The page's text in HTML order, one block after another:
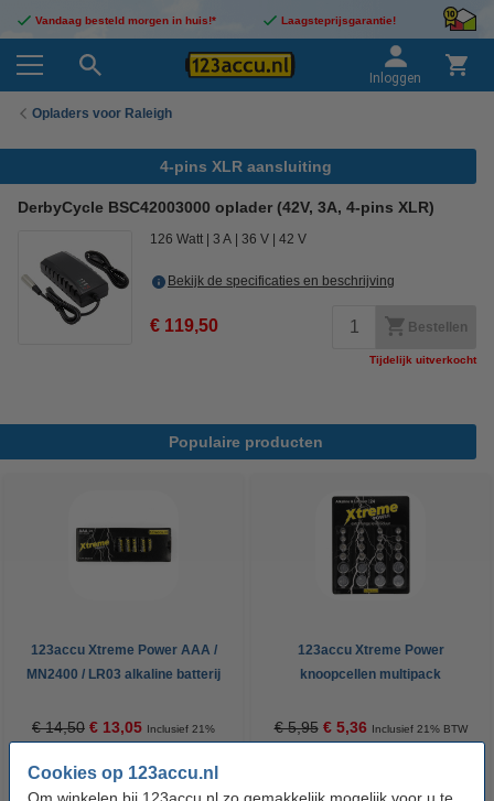
Cookies op 123accu.nl
Vandaag besteld morgen in huis!* Laagsteprijsgarantie!
Inloggen
Opladers voor Raleigh
4-pins XLR aansluiting
DerbyCycle BSC42003000 oplader (42V, 3A, 4-pins XLR)
126 Watt 3 A 36 V 42 V
Bekijk de specificaties en beschrijving
€ 119,50 Bestellen
Tijdelijk uitverkocht
Populaire producten
123accu Xtreme Power AAA /
MN2400 / LR03 alkaline batterij
€ 14,50 € 13,05 Inclusief 21%
123accu Xtreme Power
knoopcellen multipack
€ 5,95 € 5,36 Inclusief 21% BTW